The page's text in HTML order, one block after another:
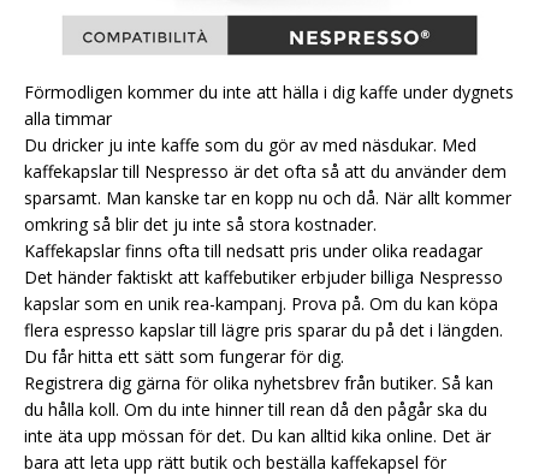
Förmodligen kommer du inte att hälla i dig kaffe under dygnets
alla timmar
Du dricker ju inte kaffe som du gör av med näsdukar. Med
kaffekapslar till Nespresso är det ofta så att du använder dem
sparsamt. Man kanske tar en kopp nu och då. När allt kommer
omkring så blir det ju inte så stora kostnader.
Kaffekapslar finns ofta till nedsatt pris under olika readagar
Det händer faktiskt att kaffebutiker erbjuder billiga Nespresso
kapslar som en unik rea-kampanj. Prova på. Om du kan köpa
flera espresso kapslar till lägre pris sparar du på det i längden.
Du får hitta ett sätt som fungerar för dig.
Registrera dig gärna för olika nyhetsbrev från butiker. Så kan
du hålla koll. Om du inte hinner till rean då den pågår ska du
inte äta upp mössan för det. Du kan alltid kika online. Det är
bara att leta upp rätt butik och beställa kaffekapsel för